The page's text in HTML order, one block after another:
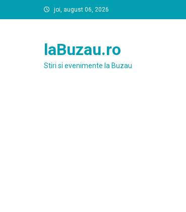
to
joi, august 06, 2026
laBuzau.ro
Stiri si evenimente la Buzau